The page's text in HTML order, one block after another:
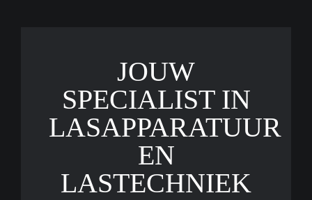
JOUW
SPECIALIST IN
LASAPPARATUUR
EN
LASTECHNIEK